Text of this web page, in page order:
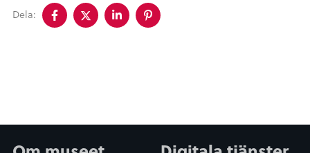
Dela:
Dela
på
Dela
på
Dela
på
på